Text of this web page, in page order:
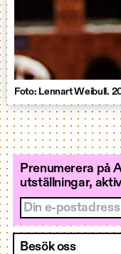
Foto: Lennart Weibull.
Prenumerera på
utställningar,
Din e-postadress
Besök oss